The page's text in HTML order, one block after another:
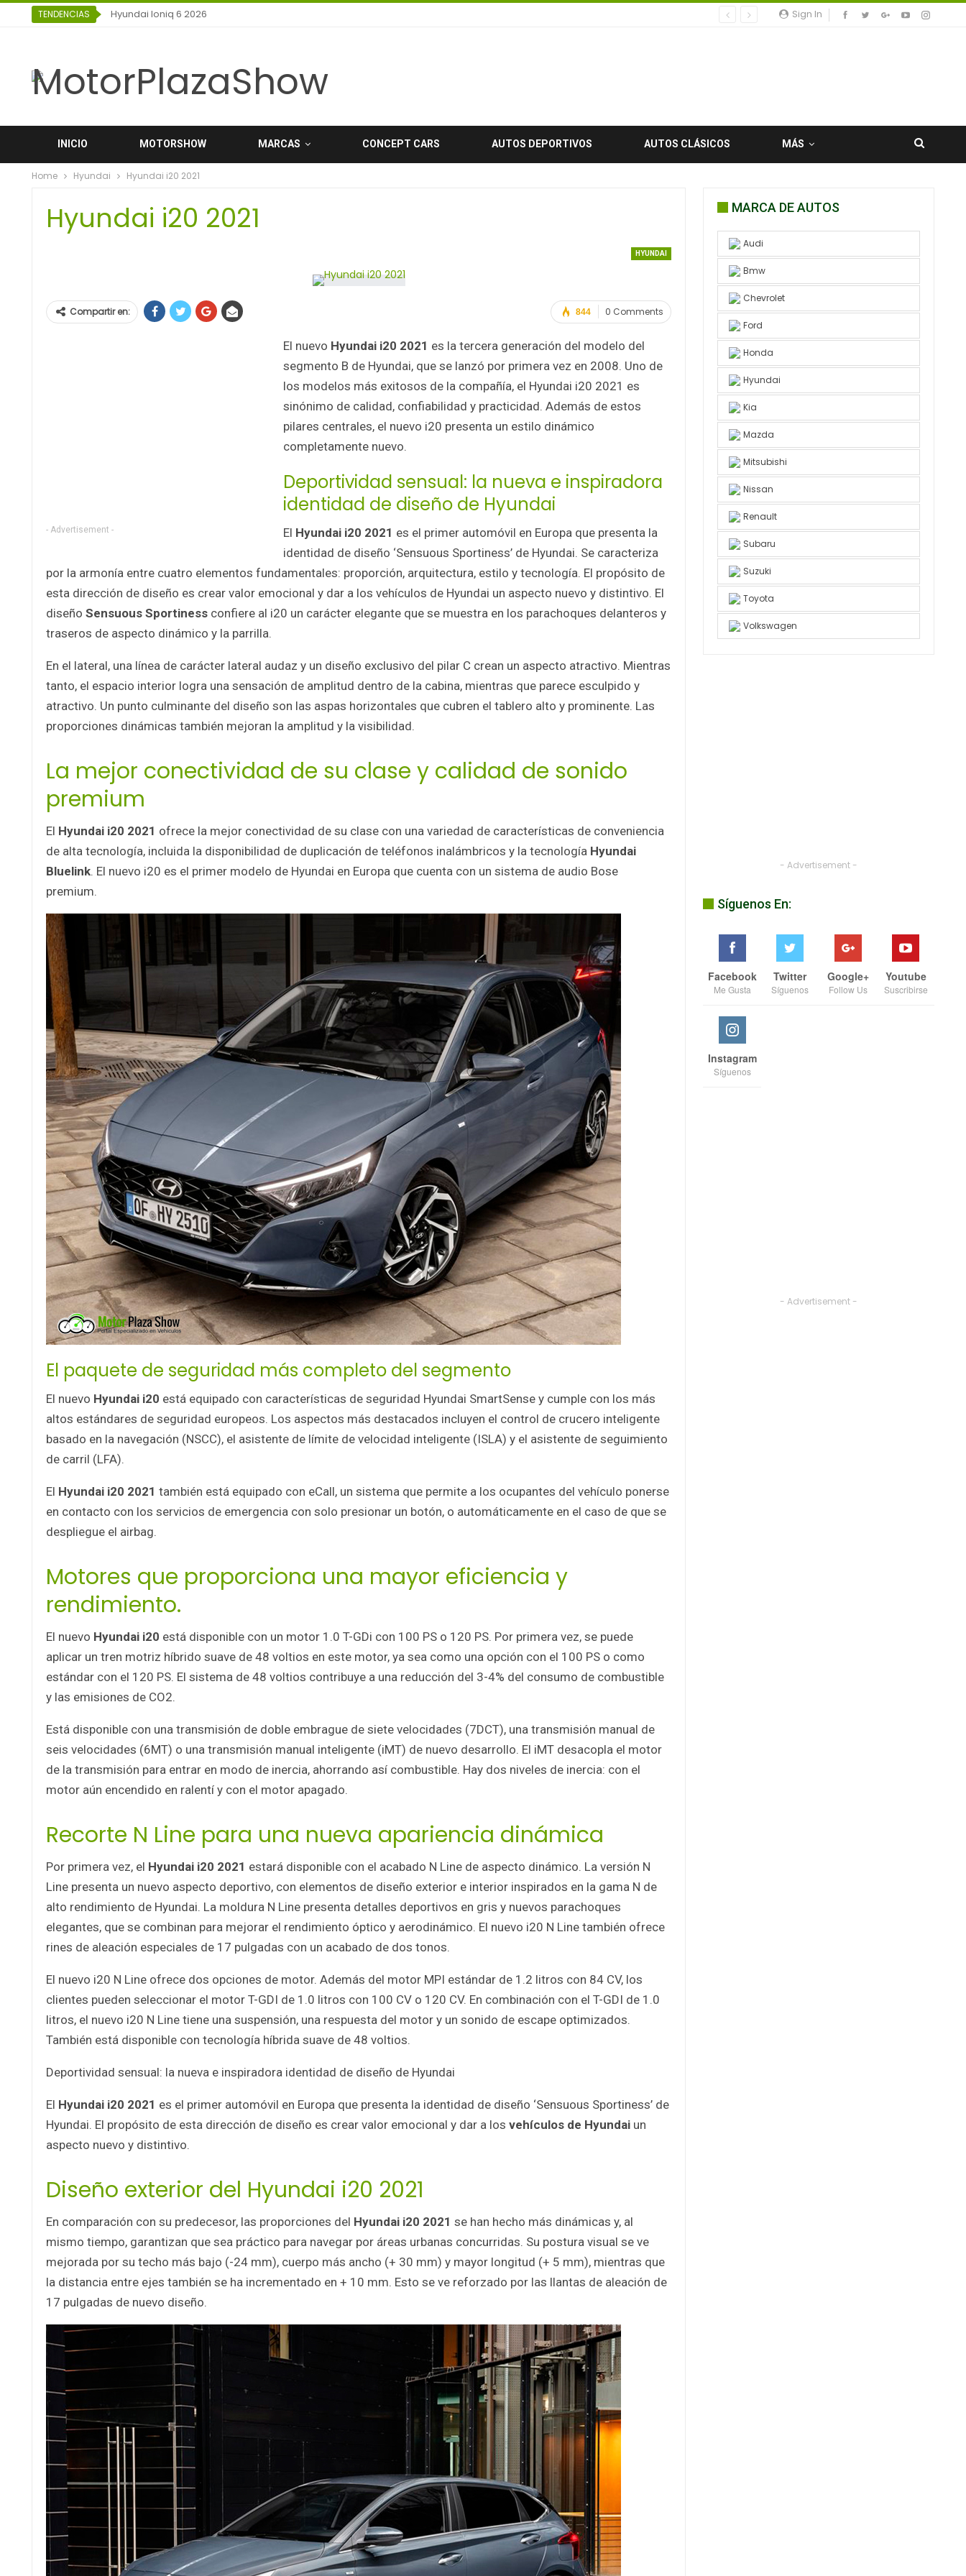
Sign In
TENDENCIAS Hyundai Ioniq 6 2026
INICIO MOTORSHOW MARCAS CONCEPT CARS AUTOS DEPORTIVOS AUTOS CLÁSICOS MÁS
Home Hyundai Hyundai i20 2021
Hyundai i20 2021
HYUNDAI
0 Comments
844
Compartir en:
- Advertisement -
El nuevo Hyundai i20 2021 es la tercera generación del modelo del
segmento B de Hyundai, que se lanzó por primera vez en 2008. Uno de
los modelos más exitosos de la compañía, el Hyundai i20 2021 es
sinónimo de calidad, confiabilidad y practicidad. Además de estos
pilares centrales, el nuevo i20 presenta un estilo dinámico
completamente nuevo.
Deportividad sensual: la nueva e inspiradora
identidad de diseño de Hyundai
El Hyundai i20 2021 es el primer automóvil en Europa que presenta la
identidad de diseño ‘Sensuous Sportiness’ de Hyundai. Se caracteriza
por la armonía entre cuatro elementos fundamentales: proporción, arquitectura, estilo y tecnología. El propósito de
esta dirección de diseño es crear valor emocional y dar a los vehículos de Hyundai un aspecto nuevo y distintivo. El
diseño Sensuous Sportiness confiere al i20 un carácter elegante que se muestra en los parachoques delanteros y
traseros de aspecto dinámico y la parrilla.
En el lateral, una línea de carácter lateral audaz y un diseño exclusivo del pilar C crean un aspecto atractivo. Mientras
tanto, el espacio interior logra una sensación de amplitud dentro de la cabina, mientras que parece esculpido y
atractivo. Un punto culminante del diseño son las aspas horizontales que cubren el tablero alto y prominente. Las
proporciones dinámicas también mejoran la amplitud y la visibilidad.
La mejor conectividad de su clase y calidad de sonido
premium
El Hyundai i20 2021 ofrece la mejor conectividad de su clase con una variedad de características de conveniencia
de alta tecnología, incluida la disponibilidad de duplicación de teléfonos inalámbricos y la tecnología Hyundai
Bluelink. El nuevo i20 es el primer modelo de Hyundai en Europa que cuenta con un sistema de audio Bose
premium.
El paquete de seguridad más completo del segmento
El nuevo Hyundai i20 está equipado con características de seguridad Hyundai SmartSense y cumple con los más
altos estándares de seguridad europeos. Los aspectos más destacados incluyen el control de crucero inteligente
basado en la navegación (NSCC), el asistente de límite de velocidad inteligente (ISLA) y el asistente de seguimiento
de carril (LFA).
El Hyundai i20 2021 también está equipado con eCall, un sistema que permite a los ocupantes del vehículo ponerse
en contacto con los servicios de emergencia con solo presionar un botón, o automáticamente en el caso de que se
despliegue el airbag.
Motores que proporciona una mayor eficiencia y
rendimiento.
El nuevo Hyundai i20 está disponible con un motor 1.0 T-GDi con 100 PS o 120 PS. Por primera vez, se puede
aplicar un tren motriz híbrido suave de 48 voltios en este motor, ya sea como una opción con el 100 PS o como
estándar con el 120 PS. El sistema de 48 voltios contribuye a una reducción del 3-4% del consumo de combustible
y las emisiones de CO2.
Está disponible con una transmisión de doble embrague de siete velocidades (7DCT), una transmisión manual de
seis velocidades (6MT) o una transmisión manual inteligente (iMT) de nuevo desarrollo. El iMT desacopla el motor
de la transmisión para entrar en modo de inercia, ahorrando así combustible. Hay dos niveles de inercia: con el
motor aún encendido en ralentí y con el motor apagado.
Recorte N Line para una nueva apariencia dinámica
Por primera vez, el Hyundai i20 2021 estará disponible con el acabado N Line de aspecto dinámico. La versión N
Line presenta un nuevo aspecto deportivo, con elementos de diseño exterior e interior inspirados en la gama N de
alto rendimiento de Hyundai. La moldura N Line presenta detalles deportivos en gris y nuevos parachoques
elegantes, que se combinan para mejorar el rendimiento óptico y aerodinámico. El nuevo i20 N Line también ofrece
rines de aleación especiales de 17 pulgadas con un acabado de dos tonos.
El nuevo i20 N Line ofrece dos opciones de motor. Además del motor MPI estándar de 1.2 litros con 84 CV, los
clientes pueden seleccionar el motor T-GDI de 1.0 litros con 100 CV o 120 CV. En combinación con el T-GDI de 1.0
litros, el nuevo i20 N Line tiene una suspensión, una respuesta del motor y un sonido de escape optimizados.
También está disponible con tecnología híbrida suave de 48 voltios.
Deportividad sensual: la nueva e inspiradora identidad de diseño de Hyundai
El Hyundai i20 2021 es el primer automóvil en Europa que presenta la identidad de diseño ‘Sensuous Sportiness’ de
Hyundai. El propósito de esta dirección de diseño es crear valor emocional y dar a los vehículos de Hyundai un
aspecto nuevo y distintivo.
Diseño exterior del Hyundai i20 2021
En comparación con su predecesor, las proporciones del Hyundai i20 2021 se han hecho más dinámicas y, al
mismo tiempo, garantizan que sea práctico para navegar por áreas urbanas concurridas. Su postura visual se ve
mejorada por su techo más bajo (-24 mm), cuerpo más ancho (+ 30 mm) y mayor longitud (+ 5 mm), mientras que
la distancia entre ejes también se ha incrementado en + 10 mm. Esto se ve reforzado por las llantas de aleación de
17 pulgadas de nuevo diseño.
MARCA DE AUTOS
Audi
Bmw
Chevrolet
Ford
Honda
Hyundai
Kia
Mazda
Mitsubishi
Nissan
Renault
Subaru
Suzuki
Toyota
Volkswagen
- Advertisement -
Síguenos En:
Facebook
Me Gusta
Twitter
Síguenos
Google+
Follow Us
Youtube
Suscribirse
Instagram
Síguenos
- Advertisement -